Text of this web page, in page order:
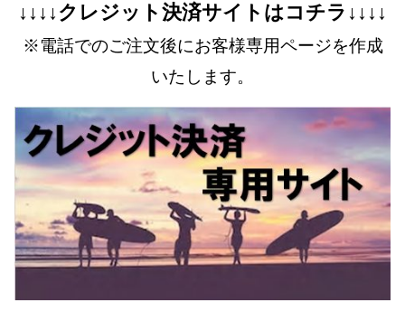
↓↓↓↓クレジット決済サイトはコチラ↓↓↓↓
※電話でのご注文後にお客様専用ページを作成
いたします。